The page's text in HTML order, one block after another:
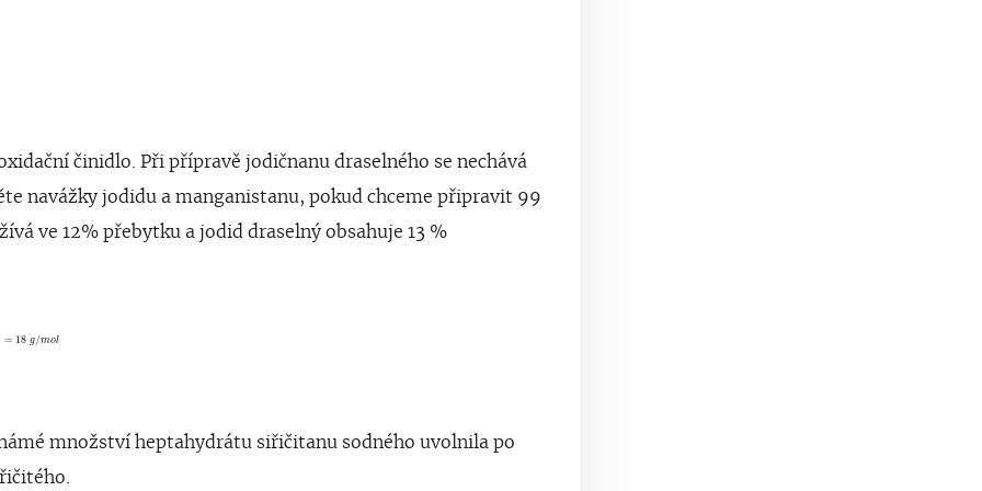
činidlo. Při přípravě jodičnanu draselného se nechává
navážky jodidu a manganistanu, pokud chceme připravit 99
ve 12% přebytku a jodid draselný obsahuje 13 %
ol
= 18 g/mol
2O)=18
množství heptahydrátu siřičitanu sodného uvolnila po